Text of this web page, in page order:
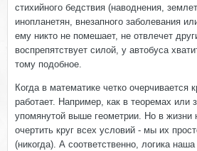
стихийного бедствия (наводнения,
инопланетян, внезапного заболевания
ему никто не помешает, не отвлечет
воспрепятствует силой, у автобуса
тому подобное.
Когда в математике четко очерчивается
работает. Например, как в теоремах или
упомянутой выше геометрии. Но в жизни
очертить круг всех условий - мы их
(никогда). А соответственно, логика